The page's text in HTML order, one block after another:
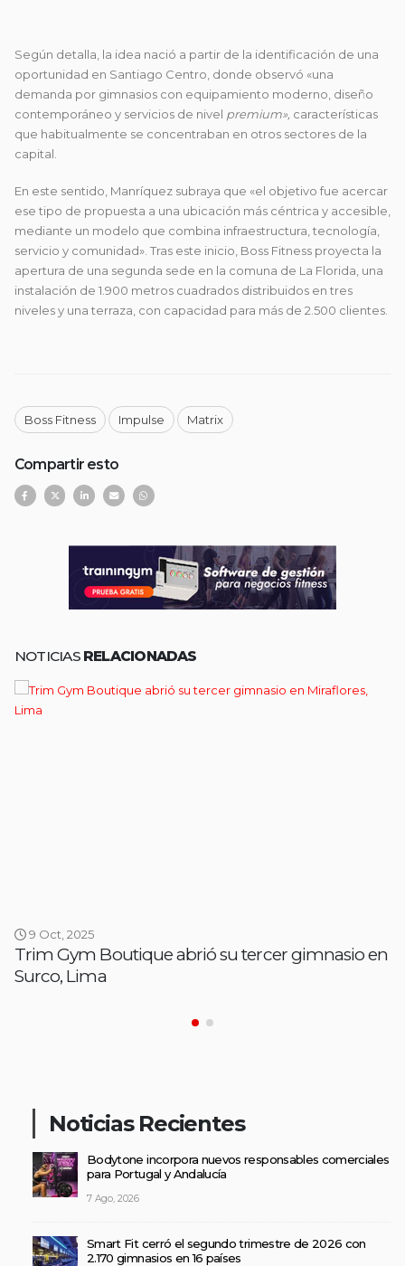
Según detalla, la idea nació a partir de la identificación de una
oportunidad en Santiago Centro, donde observó «una
demanda por gimnasios con equipamiento moderno, diseño
contemporáneo y servicios de nivel premium», características
que habitualmente se concentraban en otros sectores de la
capital.
En este sentido, Manríquez subraya que «el objetivo fue acercar
ese tipo de propuesta a una ubicación más céntrica y accesible,
mediante un modelo que combina infraestructura, tecnología,
servicio y comunidad». Tras este inicio, Boss Fitness proyecta la
apertura de una segunda sede en la comuna de La Florida, una
instalación de 1.900 metros cuadrados distribuidos en tres
niveles y una terraza, con capacidad para más de 2.500 clientes.
Boss Fitness Impulse Matrix
Compartir esto
NOTICIAS RELACIONADAS
9 Oct, 2025
Trim Gym Boutique abrió su tercer gimnasio en
Surco, Lima
Noticias Recientes
Bodytone incorpora nuevos responsables comerciales
para Portugal y Andalucía
7 Ago, 2026
Smart Fit cerró el segundo trimestre de 2026 con
2.170 gimnasios en 16 países